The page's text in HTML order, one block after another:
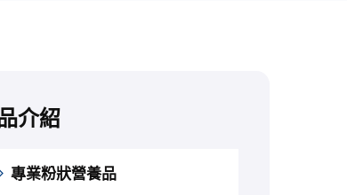
介紹
專業粉狀營養品